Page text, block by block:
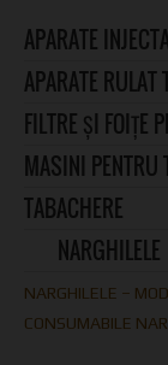
APARATE
APARATE RULAT
FILTRE ȘI FOIȚE
MASINI PENTRU
TABACHERE
NARGHILELE
NARGHILELE –
CONSUMABILE